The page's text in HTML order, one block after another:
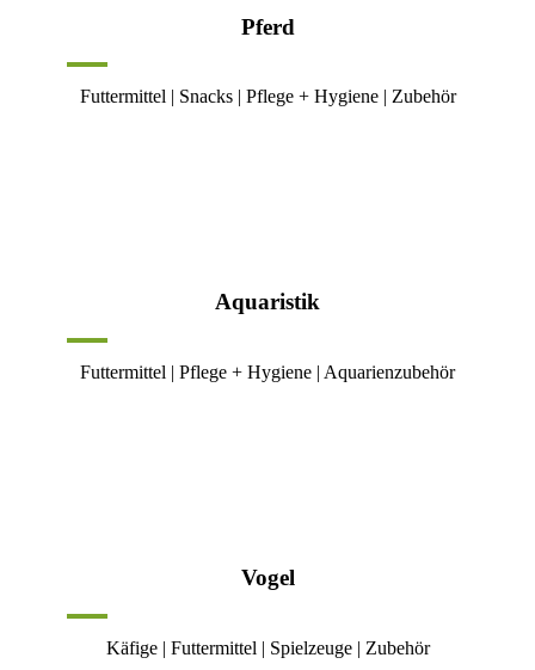
Pferd
Futtermittel | Snacks | Pflege + Hygiene | Zubehör
Aquaristik
Futtermittel | Pflege + Hygiene | Aquarienzubehör
Vogel
Käfige | Futtermittel | Spielzeuge | Zubehör